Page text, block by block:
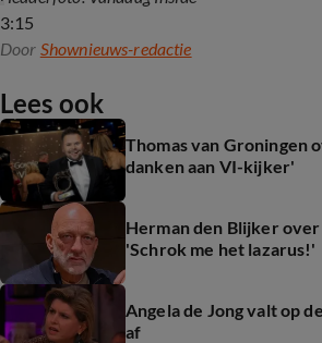
3:15
Door Shownieuws-redactie
Lees ook
Thomas van Groningen
danken aan VI-kijker'
Herman den Blijker
'Schrok me het lazarus!'
Angela de Jong valt op
af